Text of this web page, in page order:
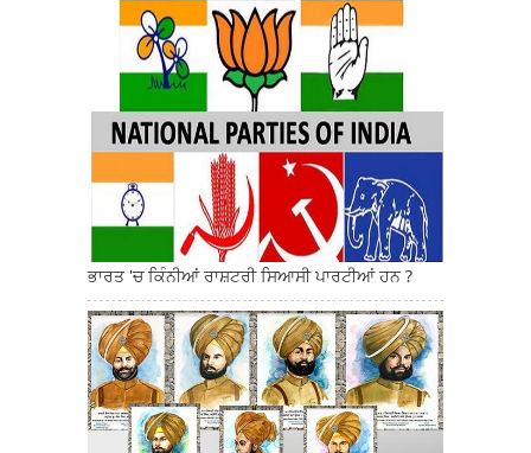
ਭਾਰਤ 'ਚ ਕਿੰਨੀਆਂ ਰਾਸ਼ਟਰੀ ਸਿਆਸੀ ਪਾਰਟੀਆਂ ਹਨ ?